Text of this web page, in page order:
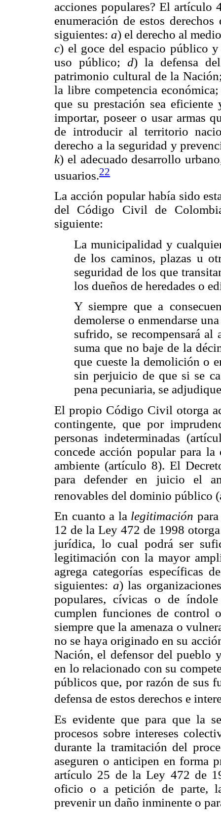
acciones populares? El artículo
enumeración de estos
siguientes: a) el derecho al
c) el goce del espacio público
uso público; d) la defensa
patrimonio cultural de la
la libre competencia
que su prestación sea
importar, poseer o usar armas
de introducir al territorio
derecho a la seguridad y
k) el adecuado desarrollo
usuarios.22
La acción popular había sido
del Código Civil de
siguiente:
La municipalidad y
de los caminos, plazas u
seguridad de los que
los dueños de heredades o
Y siempre que a
demolerse o enmendarse
sufrido, se recompensará
suma que no baje de la
que cueste la demolición o
sin perjuicio de que si se
pena pecuniaria, se
El propio Código Civil otorga
contingente, que por
personas indeterminadas
concede acción popular para
ambiente (artículo 8). El
para defender en juicio el
renovables del dominio público
En cuanto a la legitimación
12 de la Ley 472 de 1998
jurídica, lo cual podrá ser
legitimación con la mayor
agrega categorías específicas
siguientes: a) las
populares, cívicas o de
cumplen funciones de control
siempre que la amenaza o
no se haya originado en su
Nación, el defensor del pueblo
en lo relacionado con su
públicos que, por razón de sus
defensa de estos derechos e
Es evidente que para que la
procesos sobre intereses
durante la tramitación del
aseguren o anticipen en forma
artículo 25 de la Ley 472 de
oficio o a petición de parte,
prevenir un daño inminente o